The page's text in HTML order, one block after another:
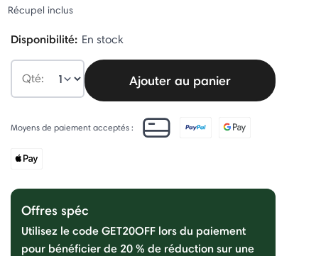
Récupel inclus
Disponibilité: En stock
Qté: Ajouter au panier
Moyens de paiement acceptés :
Offres spéc
Utilisez le code GET20OFF lors du paiement
pour bénéficier de 20 % de réduction sur une